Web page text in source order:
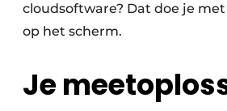
cloudsoftware? Dat doe je
op het scherm.
Je